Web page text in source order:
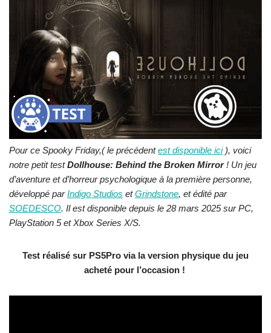
Pour ce Spooky Friday,( le précédentest disponible ici), voici
notre petit testDollhouse: Behind the Broken Mirror! Un jeu
d’aventure et d’horreur psychologique à la première personne,
développé parIndigo Studios etGrindstone, et édité par
SOEDESCO. Il est disponible depuis le 28 mars 2025 sur PC,
PlayStation 5 et Xbox Series X/S.
Test réalisé sur PS5Pro via la version physique du jeu
acheté pour l’occasion !